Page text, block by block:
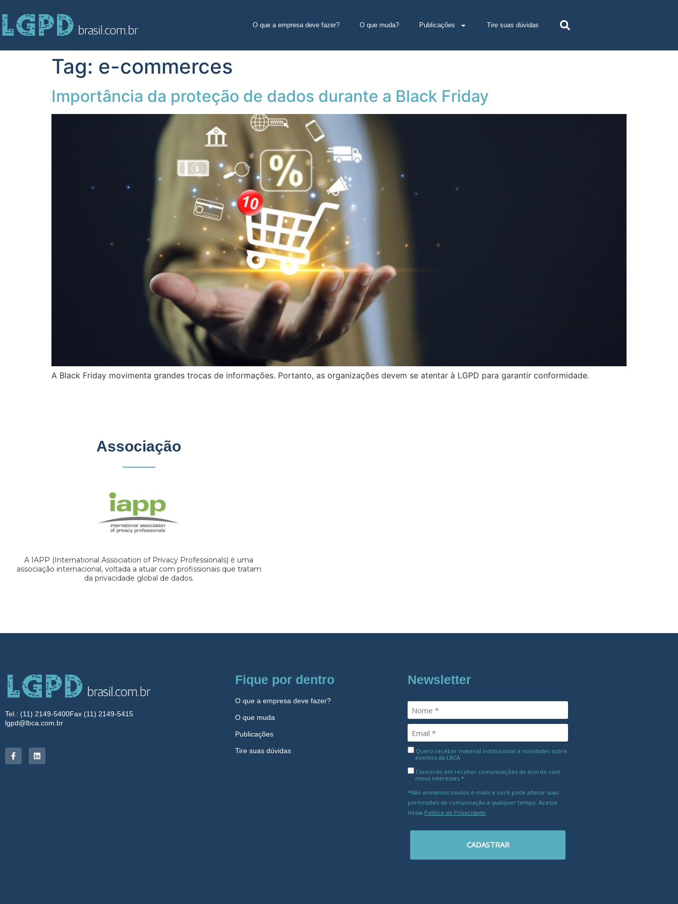
O que a empresa deve fazer? O que muda? Publicações Tire suas dúvidas
Tag: e-commerces
Importância da proteção de dados durante a Black Friday
A Black Friday movimenta grandes trocas de informações. Portanto, as organizações devem se atentar à LGPD para garantir conformidade.
Associação
A IAPP (International Association of Privacy Professionals) é uma
associação internacional, voltada a atuar com profissionais que tratam
da privacidade global de dados.
Tel.: (11) 2149-5400Fax (11) 2149-5415
lgpd@lbca.com.br
Fique por dentro
O que a empresa deve fazer?
O que muda
Publicações
Tire suas dúvidas
Newsletter
Quero receber material institucional e novidades sobre
eventos da LBCA
Concordo em receber comunicações de acordo com
meus interesses.*
*Não enviamos muitos e-mails e você pode alterar suas
permissões de comunicação a qualquer tempo. Acesse
nossa Política de Privacidade
CADASTRAR